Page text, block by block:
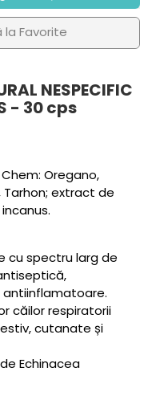
la Favorite
NESPECIFIC
- 30 cps
Chem: Oregano,
Tarhon; extract de
cu spectru larg de
antiinflamatoare.
căilor respiratorii
cutanate și
Echinacea